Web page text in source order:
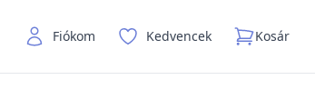
Fiókom Kedvencek Kosár